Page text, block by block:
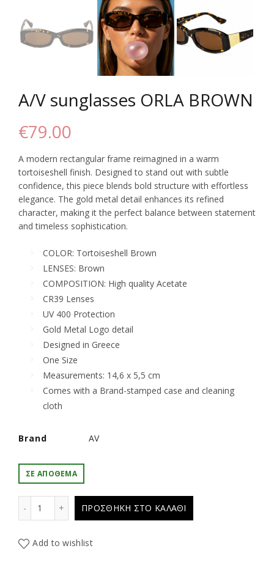
A/V sunglasses ORLA BROWN
€79.00
A modern rectangular frame reimagined in a warm
tortoiseshell finish. Designed to stand out with subtle
confidence, this piece blends bold structure with effortless
elegance. The gold metal detail enhances its refined
character, making it the perfect balance between statement
and timeless sophistication.
COLOR: Tortoiseshell Brown
LENSES: Brown
COMPOSITION: High quality Acetate
CR39 Lenses
UV 400 Protection
Gold Metal Logo detail
Designed in Greece
One Size
Measurements: 14,6 x 5,5 cm
Comes with a Brand-stamped case and cleaning
cloth
Brand AV
ΣΕ ΑΠΌΘΕΜΑ
ΠΡΟΣΘΉΚΗ ΣΤΟ ΚΑΛΆΘΙ
Add to wishlist